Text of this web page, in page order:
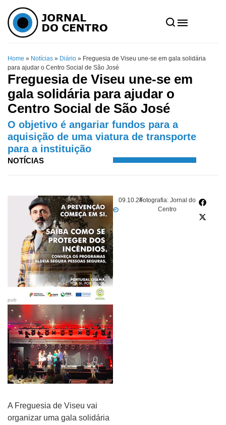
Home » Notícias » Diário » Freguesia de Viseu une-se em gala solidária
para ajudar o Centro Social de São José
Freguesia de Viseu une-se em
gala solidária para ajudar o
Centro Social de São José
O objetivo é angariar fundos para a
aquisição de uma viatura de transporte
para a instituição
NOTÍCIAS
09.10.24Fotografia: Jornal do
Centro
pub
A Freguesia de Viseu vai
organizar uma gala solidária